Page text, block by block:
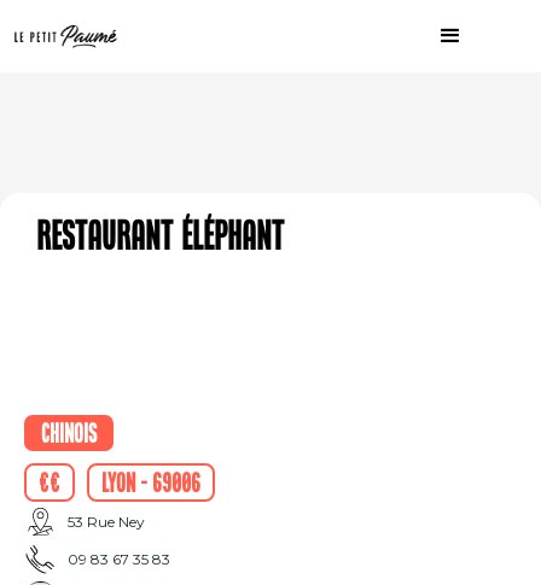
Restaurant Éléphant
Chinois
€€
Lyon - 69006
53 Rue Ney
09 83 67 35 83